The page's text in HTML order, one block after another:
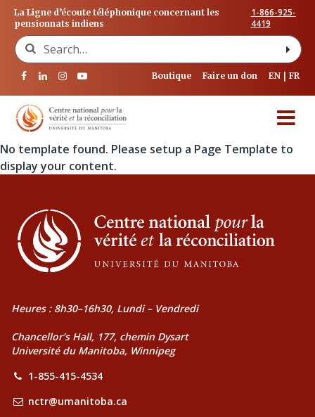
La Ligne d’écoute téléphonique concernant les
pensionnats indiens
1-866-925-
4419
Search for:
Boutique Faire un don EN FR
No template found. Please setup a Page Template to
display your content.
Heures : 8h30–16h30, Lundi – Vendredi
Chancellor’s Hall, 177, chemin Dysart
Université du Manitoba, Winnipeg
1-855-415-4534
nctr@umanitoba.ca